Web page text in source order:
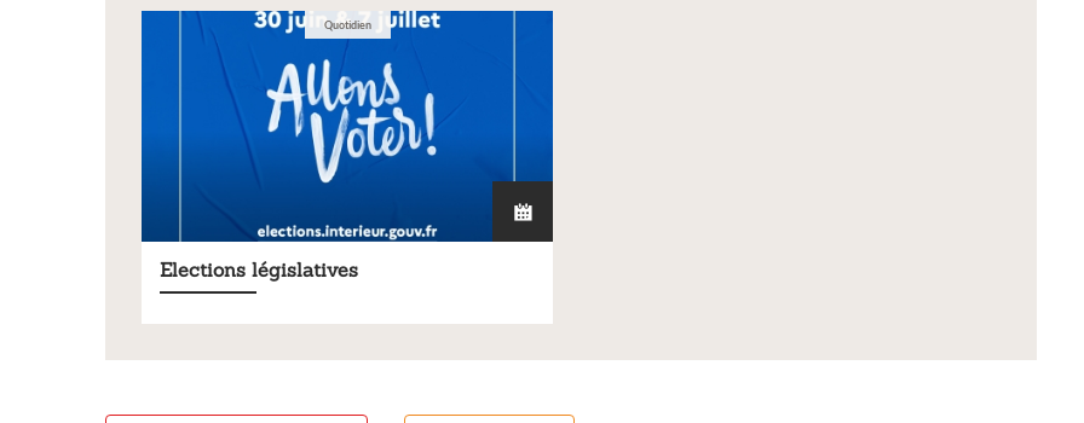
Quotidien
Elections législatives